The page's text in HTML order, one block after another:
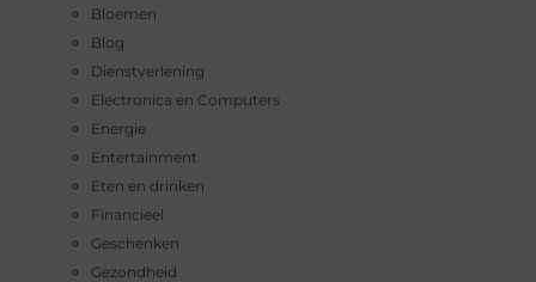
Bloemen
Blog
Dienstverlening
Electronica en Computers
Energie
Entertainment
Eten en drinken
Financieel
Geschenken
Gezondheid